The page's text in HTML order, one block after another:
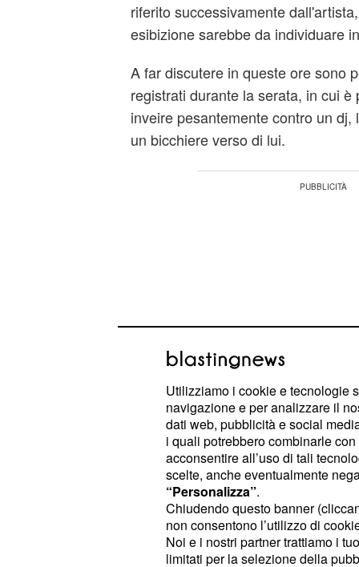
riferito successivamente
esibizione sarebbe da individuare
A far discutere in queste ore sono
registrati durante la serata, in cui
inveire pesantemente contro un dj,
un bicchiere verso di lui.
Secondo i testimoni
messo un pezzo di
sono le prove
Stando a quanto riferito da diversi
Utilizziamo i cookie e tecnologie
navigazione e per analizzare il
dati web, pubblicità e social
i quali potrebbero combinarle
acconsentire all’uso di tali
scelte, anche eventualmente
“Personalizza”.
Chiudendo questo banner
non consentono l’utilizzo di
Noi e i nostri partner trattiamo i
limitati per la selezione della